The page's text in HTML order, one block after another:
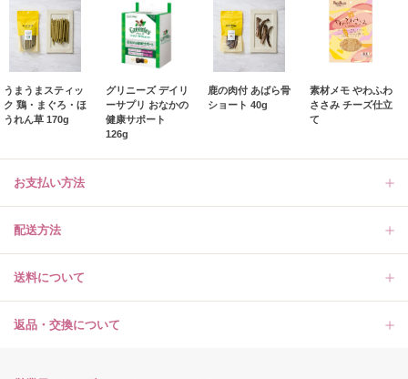
うまうまスティッ
ク 鶏・まぐろ・ほ
うれん草 170g
グリニーズ デイリ
ーサプリ おなかの
健康サポート
126g
鹿の肉付 あばら骨
ショート 40g
素材メモ やわふわ
ささみ チーズ仕立
て
お支払い方法
配送方法
送料について
返品・交換について